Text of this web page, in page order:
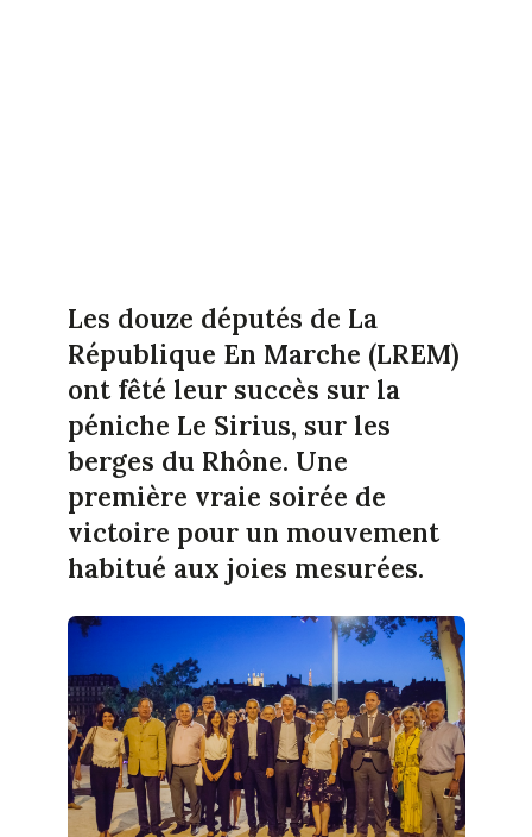
Les douze députés de La
République En Marche (LREM)
ont fêté leur succès sur la
péniche Le Sirius, sur les
berges du Rhône. Une
première vraie soirée de
victoire pour un mouvement
habitué aux joies mesurées.